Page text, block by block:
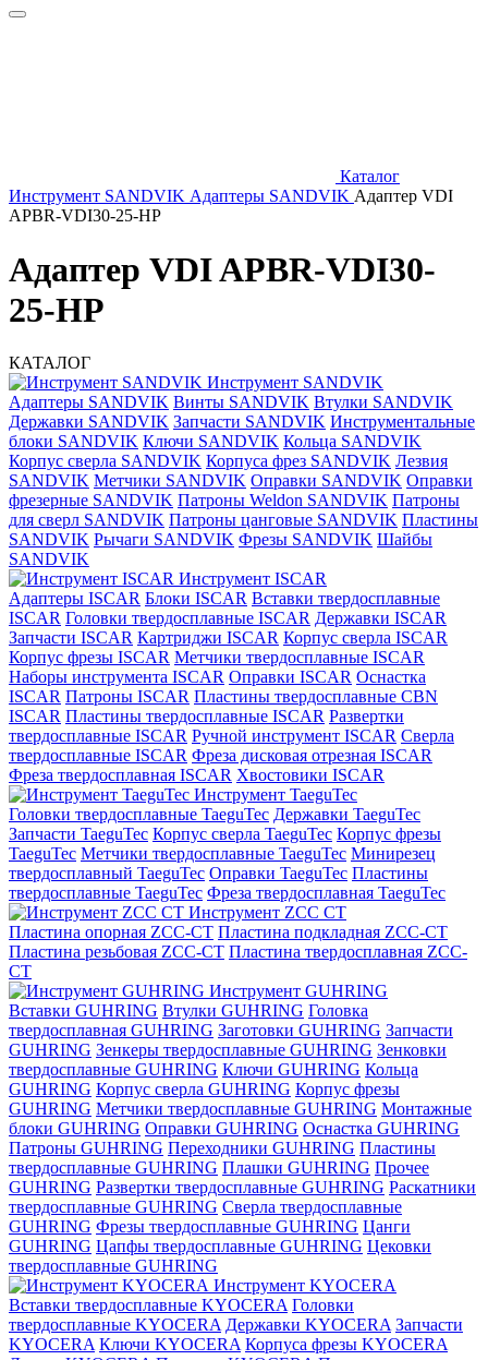
Каталог
Инструмент SANDVIK Адаптеры SANDVIK Адаптер VDI
APBR-VDI30-25-HP
Адаптер VDI APBR-VDI30-
25-HP
КАТАЛОГ
Инструмент SANDVIK
Адаптеры SANDVIK Винты SANDVIK Втулки SANDVIK
Державки SANDVIK Запчасти SANDVIK Инструментальные
блоки SANDVIK Ключи SANDVIK Кольца SANDVIK
Корпус сверла SANDVIK Корпуса фрез SANDVIK Лезвия
SANDVIK Метчики SANDVIK Оправки SANDVIK Оправки
фрезерные SANDVIK Патроны Weldon SANDVIK Патроны
для сверл SANDVIK Патроны цанговые SANDVIK Пластины
SANDVIK Рычаги SANDVIK Фрезы SANDVIK Шайбы
SANDVIK
Инструмент ISCAR
Адаптеры ISCAR Блоки ISCAR Вставки твердосплавные
ISCAR Головки твердосплавные ISCAR Державки ISCAR
Запчасти ISCAR Картриджи ISCAR Корпус сверла ISCAR
Корпус фрезы ISCAR Метчики твердосплавные ISCAR
Наборы инструмента ISCAR Оправки ISCAR Оснастка
ISCAR Патроны ISCAR Пластины твердосплавные CBN
ISCAR Пластины твердосплавные ISCAR Развертки
твердосплавные ISCAR Ручной инструмент ISCAR Сверла
твердосплавные ISCAR Фреза дисковая отрезная ISCAR
Фреза твердосплавная ISCAR Хвостовики ISCAR
Инструмент TaeguTec
Головки твердосплавные TaeguTec Державки TaeguTec
Запчасти TaeguTec Корпус сверла TaeguTec Корпус фрезы
TaeguTec Метчики твердосплавные TaeguTec Минирезец
твердосплавный TaeguTec Оправки TaeguTec Пластины
твердосплавные TaeguTec Фреза твердосплавная TaeguTec
Инструмент ZCС CT
Пластина опорная ZCC-CT Пластина подкладная ZCC-CT
Пластина резьбовая ZCC-CT Пластина твердосплавная ZCC-
CT
Инструмент GUHRING
Вставки GUHRING Втулки GUHRING Головка
твердосплавная GUHRING Заготовки GUHRING Запчасти
GUHRING Зенкеры твердосплавные GUHRING Зенковки
твердосплавные GUHRING Ключи GUHRING Кольца
GUHRING Корпус сверла GUHRING Корпус фрезы
GUHRING Метчики твердосплавные GUHRING Монтажные
блоки GUHRING Оправки GUHRING Оснастка GUHRING
Патроны GUHRING Переходники GUHRING Пластины
твердосплавные GUHRING Плашки GUHRING Прочее
GUHRING Развертки твердосплавные GUHRING Раскатники
твердосплавные GUHRING Сверла твердосплавные
GUHRING Фрезы твердосплавные GUHRING Цанги
GUHRING Цапфы твердосплавные GUHRING Цековки
твердосплавные GUHRING
Инструмент KYOCERA
Вставки твердосплавные KYOCERA Головки
твердосплавные KYOCERA Державки KYOCERA Запчасти
KYOCERA Ключи KYOCERA Корпуса фрезы KYOCERA